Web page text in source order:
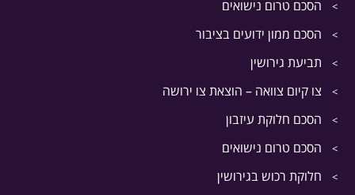
הסכם טרום נישואים
הסכם ממון ידועים בציבור
תביעת גירושין
צו קיום צוואה – הוצאת צו ירושה
הסכם חלוקת עיזבון
הסכם טרום נישואים
חלוקת רכוש בגירושין